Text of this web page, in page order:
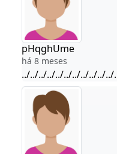
pHqghUme
há 8 meses
../../../../../../../../../../